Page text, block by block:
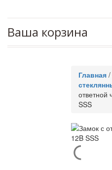
Ваша корзина
Главная /
ответной
SSS